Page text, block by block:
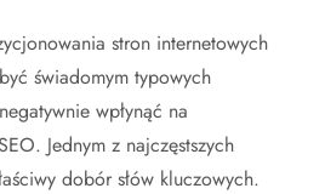
stron internetowych
świadomym typowych
wpłynąć na
Jednym z najczęstszych
dobór słów kluczowych.